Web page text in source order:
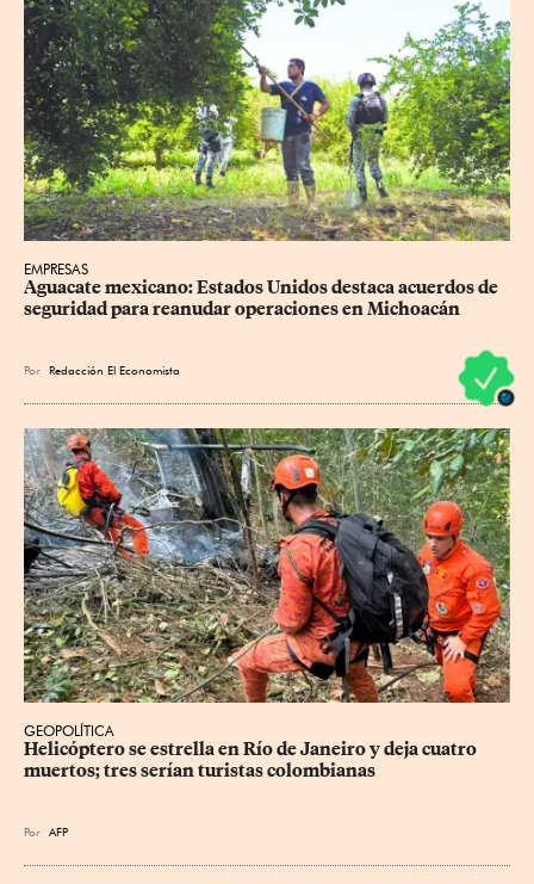
EMPRESAS
Aguacate mexicano: Estados Unidos destaca acuerdos de
seguridad para reanudar operaciones en Michoacán
Por Redacción El Economista
GEOPOLÍTICA
Helicóptero se estrella en Río de Janeiro y deja cuatro
muertos; tres serían turistas colombianas
Por AFP